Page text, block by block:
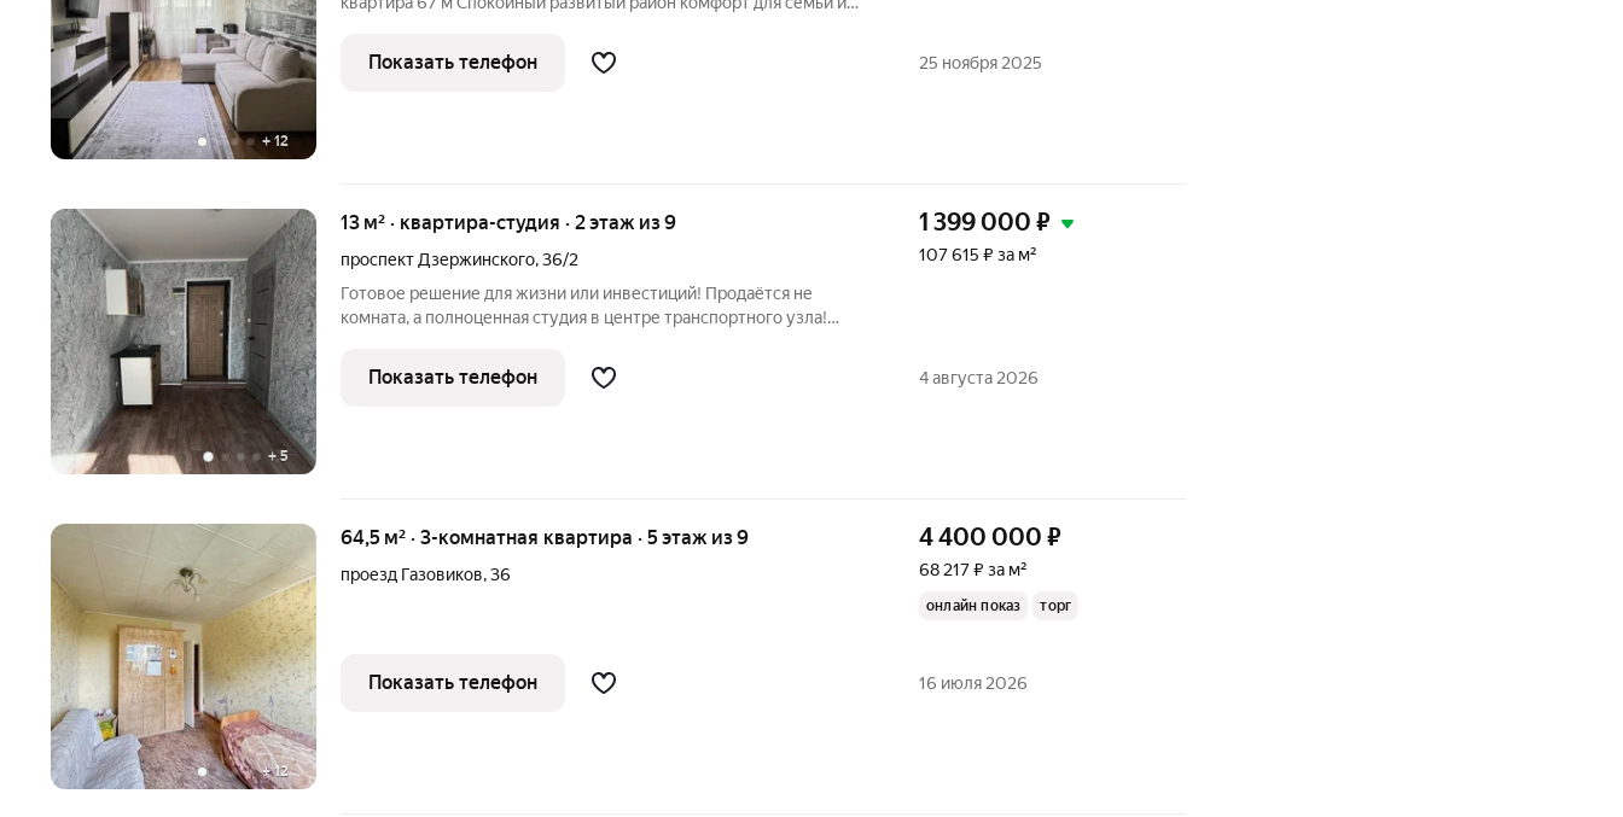
+ 12
Показать телефон 25 ноября 2025
+5
13 м² · квартира-студия · 2 этаж из 9
проспект Дзержинского,36/2
Готовое решение для жизни или инвестиций! Продаётся не
комната, а полноценная студия в центре транспортного узла!
удобствами, но по цене комнаты. В этом варианте есть свой
санузел (ванна +
1 399 000 ₽
107 615 ₽ за м²
Показать телефон 4 августа 2026
+12
64,5 м² · 3-комнатная квартира · 5 этаж из 9
проезд Газовиков,36
4 400 000 ₽
68 217 ₽ за м²
онлайн показ торг
Показать телефон 16 июля 2026